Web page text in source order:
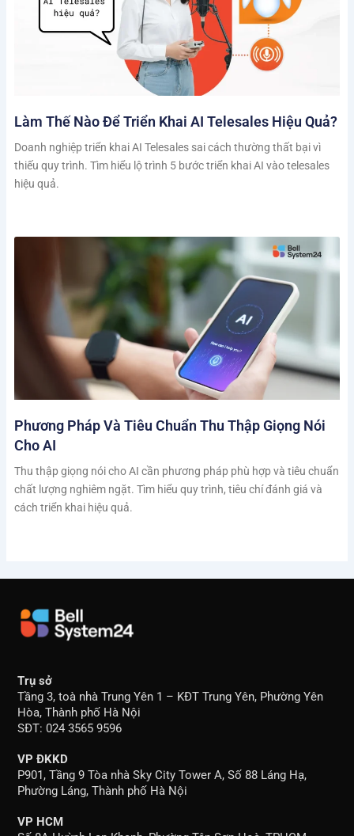
Làm Thế Nào Để Triển Khai AI Telesales Hiệu Quả?
Doanh nghiệp triển khai AI Telesales sai cách thường thất bại vì
thiếu quy trình. Tìm hiểu lộ trình 5 bước triển khai AI vào telesales
hiệu quả.
Phương Pháp Và Tiêu Chuẩn Thu Thập Giọng Nói
Cho AI
Thu thập giọng nói cho AI cần phương pháp phù hợp và tiêu chuẩn
chất lượng nghiêm ngặt. Tìm hiểu quy trình, tiêu chí đánh giá và
cách triển khai hiệu quả.
Trụ sở
Tầng 3, toà nhà Trung Yên 1 – KĐT Trung Yên, Phường Yên
Hòa, Thành phố Hà Nội
SĐT: 024 3565 9596
VP ĐKKD
P901, Tầng 9 Tòa nhà Sky City Tower A, Số 88 Láng Hạ,
Phường Láng, Thành phố Hà Nội
VP HCM